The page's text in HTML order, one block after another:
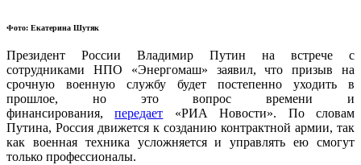
Фото: Екатерина Шутяк
Президент России Владимир Путин на встрече с
сотрудниками НПО «Энергомаш» заявил, что призыв на
срочную военную службу будет постепенно уходить в
прошлое, но это вопрос времени и
финансирования,передает «РИА Новости». По словам
Путина, Россия движется к созданию контрактной армии, так
как военная техника усложняется и управлять ею смогут
только профессионалы.